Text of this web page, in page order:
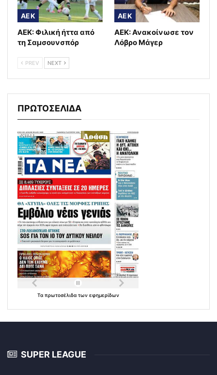
AEK
ΑΕΚ: Φιλική ήττα από
τη Σαμσουνσπόρ
AEK
ΑΕΚ: Ανακοίνωσε τον
Λόβρο Μάγερ
PREV NEXT
ΠΡΩΤΟΣΕΛΙΔΑ
Τα πρωτοσέλιδα των εφημερίδων
SUPER LEAGUE